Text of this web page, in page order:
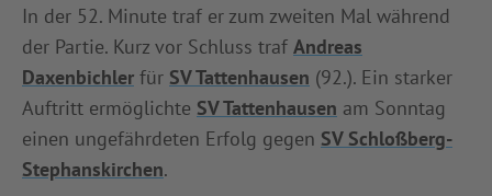
In der 52. Minute traf er zum zweiten Mal während
der Partie. Kurz vor Schluss traf Andreas
Daxenbichler für SV Tattenhausen (92.). Ein starker
Auftritt ermöglichte SV Tattenhausen am Sonntag
einen ungefährdeten Erfolg gegen SV Schloßberg-
Stephanskirchen.